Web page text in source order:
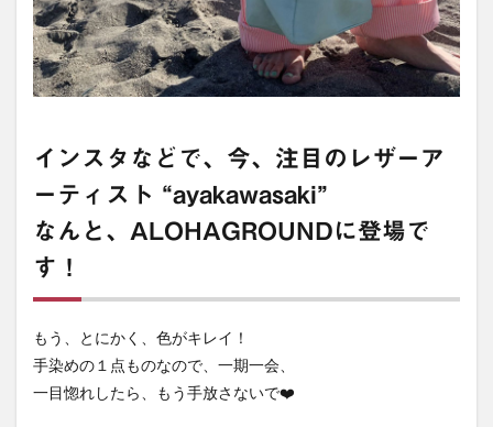
インスタなどで、今、注目のレザーア
ーティスト “ayakawasaki”
なんと、ALOHAGROUNDに登場で
す！
もう、とにかく、色がキレイ！
手染めの１点ものなので、一期一会、
一目惚れしたら、もう手放さないで❤️